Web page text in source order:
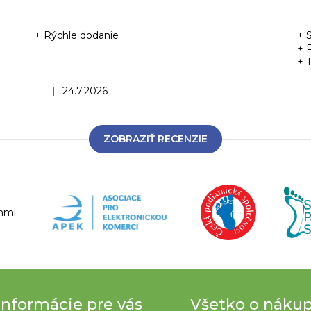
Hodnotenie obchodu je 5 z 5 hviezdičiek.
| 24.7.2026
+ Rýchle dodanie
+
+
+
ZOBRAZIŤ RECENZIE
pre vás Všetko o